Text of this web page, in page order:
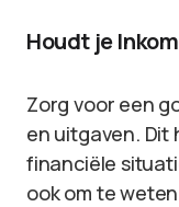
Houdt je
Zorg voor een
en uitgaven. Dit
financiële
ook om te